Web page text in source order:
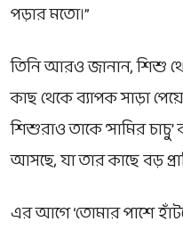
পড়ার মতো।”
তিনি আরও জানান, শিশু
কাছ থেকে ব্যাপক সাড়া
শিশুরাও তাকে ‘সামির
আসছে, যা তার কাছে বড়
এর আগে ‘তোমার পাশে